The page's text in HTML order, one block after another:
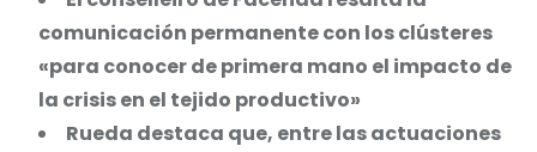
comunicación permanente con los clústeres
«para conocer de primera mano el impacto de
la crisis en el tejido productivo»
Rueda destaca que, entre las actuaciones